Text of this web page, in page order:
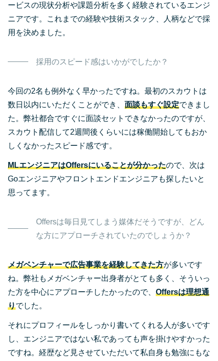
ービスの現状分析や課題分析を多く経験されているエンジ
ニアです。これまでの経験や技術スタック、人柄などで採
用を決めました。
採用のスピード感はいかがでしたか？
今回の2名も例外なく早かったですね。最初のスカウトは
数日以内にいただくことができ、 面談もすぐ設定できまし
た。弊社都合ですぐに面談セットできなかったのですが、
スカウト配信して2週間後くらいには稼働開始してもおか
しくなかったスピード感です。
MLエンジニアはOffersにいることが分かったので、次は
Goエンジニアやフロントエンドエンジニアも探したいと
思ってます。
Offersは毎日見てしまう媒体だそうですが、どん
な方にアプローチされていたのでしょうか？
メガベンチャーで広告事業を経験してきた方が多いです
ね。弊社もメガベンチャー出身者がとても多く、そういっ
た方を中心にアプローチしたかったので、 Offersは理想通
りでした。
それにプロフィールをしっかり書いてくれる人が多いです
し、エンジニアではない私であっても声を掛けやすかった
ですね。経歴など見させていただいて私自身も勉強にもな